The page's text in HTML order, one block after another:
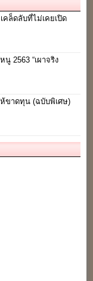
คล็ดลับที่ไม่เคยเปิด
2563 “เผาจริง
ขาดทุน (ฉบับพิเศษ)